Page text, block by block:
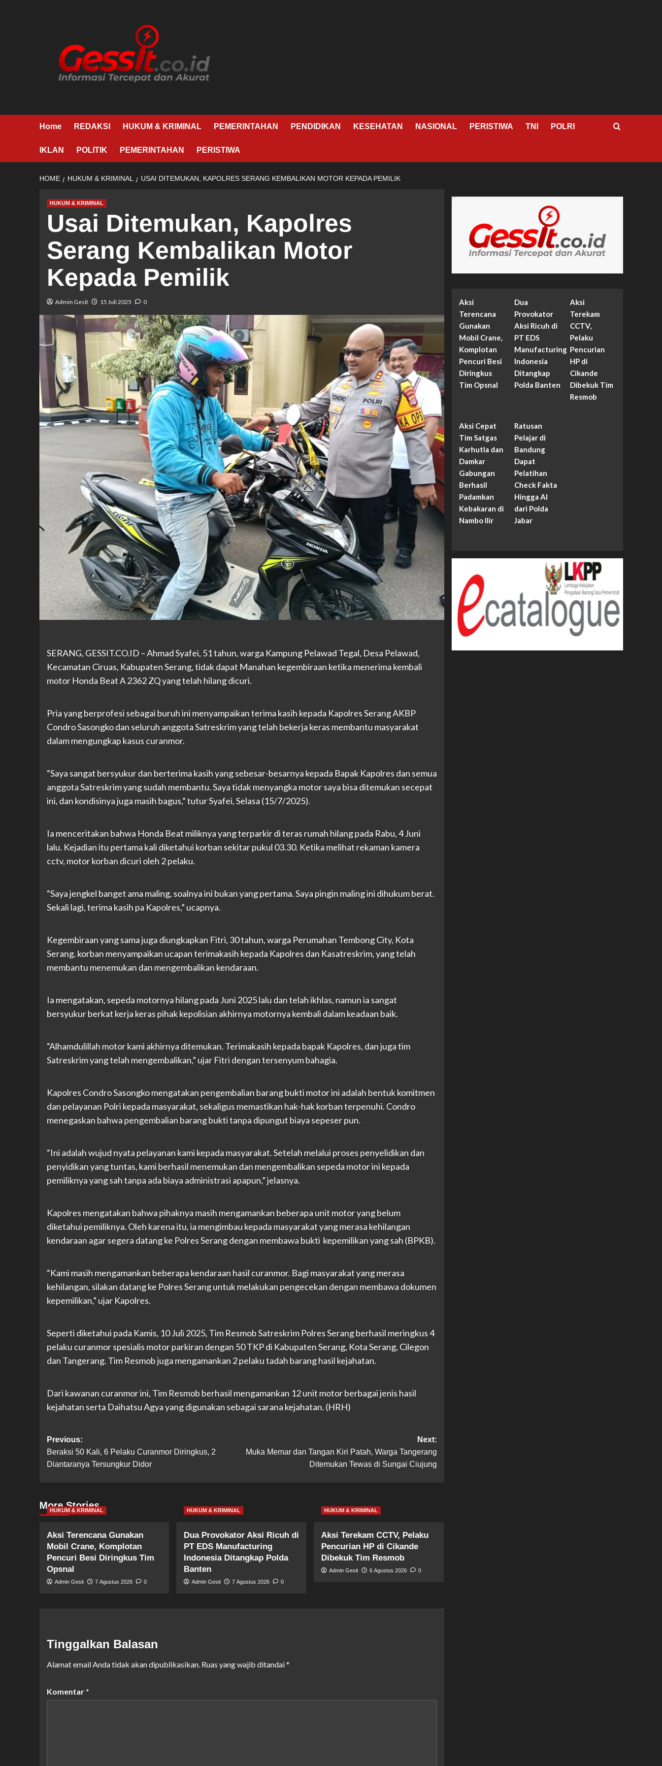
Home REDAKSI HUKUM & KRIMINAL PEMERINTAHAN PENDIDIKAN KESEHATAN NASIONAL PERISTIWA TNI POLRI
IKLAN POLITIK PEMERINTAHAN PERISTIWA
HOME HUKUM & KRIMINAL USAI DITEMUKAN, KAPOLRES SERANG KEMBALIKAN MOTOR KEPADA PEMILIK
HUKUM & KRIMINAL
Usai Ditemukan, Kapolres
Serang Kembalikan Motor
Kepada Pemilik
Admin Gesit 15 Juli 2025 0
SERANG, GESSIT.CO.ID – Ahmad Syafei, 51 tahun, warga Kampung Pelawad Tegal, Desa Pelawad,
Kecamatan Ciruas, Kabupaten Serang, tidak dapat Manahan kegembiraan ketika menerima kembali
motor Honda Beat A 2362 ZQ yang telah hilang dicuri.
Pria yang berprofesi sebagai buruh ini menyampaikan terima kasih kepada Kapolres Serang AKBP
Condro Sasongko dan seluruh anggota Satreskrim yang telah bekerja keras membantu masyarakat
dalam mengungkap kasus curanmor.
“Saya sangat bersyukur dan berterima kasih yang sebesar-besarnya kepada Bapak Kapolres dan semua
anggota Satreskrim yang sudah membantu. Saya tidak menyangka motor saya bisa ditemukan secepat
ini, dan kondisinya juga masih bagus,” tutur Syafei, Selasa (15/7/2025).
Ia menceritakan bahwa Honda Beat miliknya yang terparkir di teras rumah hilang pada Rabu, 4 Juni
lalu. Kejadian itu pertama kali diketahui korban sekitar pukul 03.30. Ketika melihat rekaman kamera
cctv, motor korban dicuri oleh 2 pelaku.
“Saya jengkel banget ama maling, soalnya ini bukan yang pertama. Saya pingin maling ini dihukum berat.
Sekali lagi, terima kasih pa Kapolres,” ucapnya.
Kegembiraan yang sama juga diungkapkan Fitri, 30 tahun, warga Perumahan Tembong City, Kota
Serang. korban menyampaikan ucapan terimakasih kepada Kapolres dan Kasatreskrim, yang telah
membantu menemukan dan mengembalikan kendaraan.
Ia mengatakan, sepeda motornya hilang pada Juni 2025 lalu dan telah ikhlas, namun ia sangat
bersyukur berkat kerja keras pihak kepolisian akhirnya motornya kembali dalam keadaan baik.
“Alhamdulillah motor kami akhirnya ditemukan. Terimakasih kepada bapak Kapolres, dan juga tim
Satreskrim yang telah mengembalikan,” ujar Fitri dengan tersenyum bahagia.
Kapolres Condro Sasongko mengatakan pengembalian barang bukti motor ini adalah bentuk komitmen
dan pelayanan Polri kepada masyarakat, sekaligus memastikan hak-hak korban terpenuhi. Condro
menegaskan bahwa pengembalian barang bukti tanpa dipungut biaya sepeser pun.
“Ini adalah wujud nyata pelayanan kami kepada masyarakat. Setelah melalui proses penyelidikan dan
penyidikan yang tuntas, kami berhasil menemukan dan mengembalikan sepeda motor ini kepada
pemiliknya yang sah tanpa ada biaya administrasi apapun,” jelasnya.
Kapolres mengatakan bahwa pihaknya masih mengamankan beberapa unit motor yang belum
diketahui pemiliknya. Oleh karena itu, ia mengimbau kepada masyarakat yang merasa kehilangan
kendaraan agar segera datang ke Polres Serang dengan membawa bukti kepemilikan yang sah (BPKB).
“Kami masih mengamankan beberapa kendaraan hasil curanmor. Bagi masyarakat yang merasa
kehilangan, silakan datang ke Polres Serang untuk melakukan pengecekan dengan membawa dokumen
kepemilikan,” ujar Kapolres.
Seperti diketahui pada Kamis, 10 Juli 2025, Tim Resmob Satreskrim Polres Serang berhasil meringkus 4
pelaku curanmor spesialis motor parkiran dengan 50 TKP di Kabupaten Serang, Kota Serang, Cilegon
dan Tangerang. Tim Resmob juga mengamankan 2 pelaku tadah barang hasil kejahatan.
Dari kawanan curanmor ini, Tim Resmob berhasil mengamankan 12 unit motor berbagai jenis hasil
kejahatan serta Daihatsu Agya yang digunakan sebagai sarana kejahatan. (HRH)
Post
navigation
Previous:
Beraksi 50 Kali, 6 Pelaku Curanmor Diringkus, 2
Diantaranya Tersungkur Didor
Next:
Muka Memar dan Tangan Kiri Patah, Warga Tangerang
Ditemukan Tewas di Sungai Ciujung
More Stories
HUKUM & KRIMINAL
Aksi Terencana Gunakan
Mobil Crane, Komplotan
Pencuri Besi Diringkus Tim
Opsnal
Admin Gesit 7 Agustus 2026 0
HUKUM & KRIMINAL
Dua Provokator Aksi Ricuh di
PT EDS Manufacturing
Indonesia Ditangkap Polda
Banten
Admin Gesit 7 Agustus 2026 0
HUKUM & KRIMINAL
Aksi Terekam CCTV, Pelaku
Pencurian HP di Cikande
Dibekuk Tim Resmob
Admin Gesit 6 Agustus 2026 0
Tinggalkan Balasan
Alamat email Anda tidak akan dipublikasikan. Ruas yang wajib ditandai*
Komentar *
Aksi
Terencana
Gunakan
Mobil Crane,
Komplotan
Pencuri Besi
Diringkus
Tim Opsnal
Dua
Provokator
Aksi Ricuh di
PT EDS
Manufacturing
Indonesia
Ditangkap
Polda Banten
Aksi
Terekam
CCTV,
Pelaku
Pencurian
HP di
Cikande
Dibekuk Tim
Resmob
Aksi Cepat
Tim Satgas
Karhutla dan
Damkar
Gabungan
Berhasil
Padamkan
Kebakaran di
Nambo Ilir
Ratusan
Pelajar di
Bandung
Dapat
Pelatihan
Check Fakta
Hingga AI
dari Polda
Jabar